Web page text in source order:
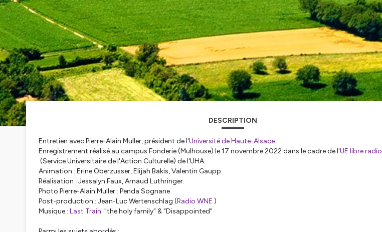
DESCRIPTION
Entretien avec Pierre-Alain Muller, président de l'Université de Haute-Alsace .
Enregistrement réalisé au campus Fonderie (Mulhouse) le 17 novembre 2022 dans le cadre de l'UE libre radio
(Service Universitaire de l'Action Culturelle) de l'UHA.
Animation : Erine Oberzusser, Elijah Bakis, Valentin Gaupp.
Réalisation : Jessalyn Faux, Arnaud Luthringer.
Photo Pierre-Alain Muller : Penda Sognane
Post-production : Jean-Luc Wertenschlag (Radio WNE )
Musique : Last Train "the holy family" & "Disappointed"